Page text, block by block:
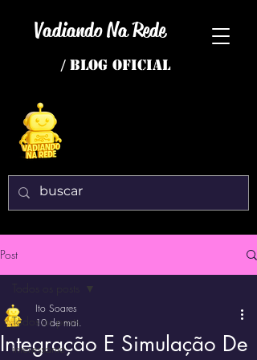
Vadiando Na Rede
/ BLOG OFICIAL
Post
Todos os posts
interessante
Integração E Simulação De
Ito Soares
10 de mai.